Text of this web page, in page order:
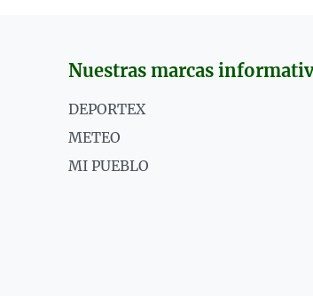
Nuestras marcas
DEPORTEX
METEO
MI PUEBLO